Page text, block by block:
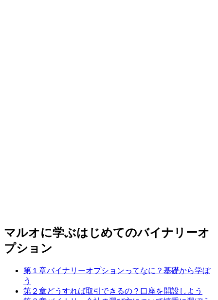
マルオに学ぶはじめてのバイナリーオ
プション
第１章バイナリーオプションってなに？ 基礎から学ぼ
う
第２章どうすれば取引できるの？ 口座を開設しよう